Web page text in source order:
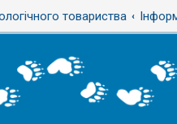
товариства